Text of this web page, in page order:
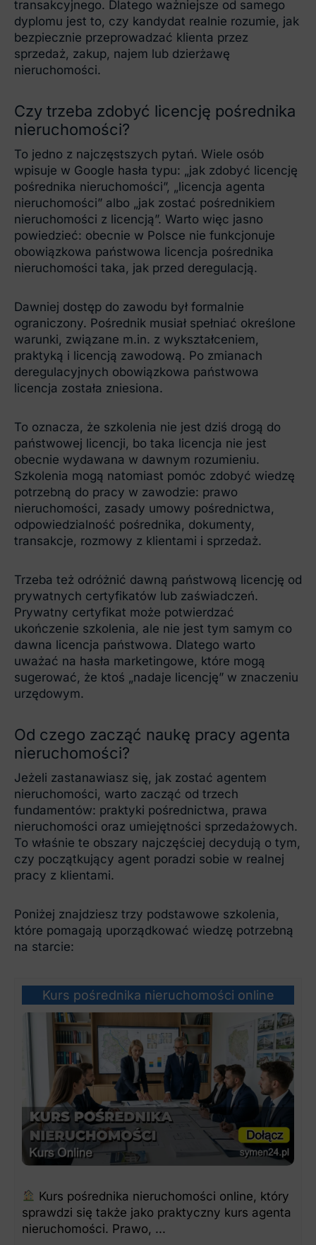
transakcyjnego. Dlatego ważniejsze od samego
dyplomu jest to, czy kandydat realnie rozumie, jak
bezpiecznie przeprowadzać klienta przez
sprzedaż, zakup, najem lub dzierżawę
nieruchomości.
Czy trzeba zdobyć licencję pośrednika
nieruchomości?
To jedno z najczęstszych pytań. Wiele osób
wpisuje w Google hasła typu: „jak zdobyć licencję
pośrednika nieruchomości”, „licencja agenta
nieruchomości” albo „jak zostać pośrednikiem
nieruchomości z licencją”. Warto więc jasno
powiedzieć: obecnie w Polsce nie funkcjonuje
obowiązkowa państwowa licencja pośrednika
nieruchomości taka, jak przed deregulacją.
Dawniej dostęp do zawodu był formalnie
ograniczony. Pośrednik musiał spełniać określone
warunki, związane m.in. z wykształceniem,
praktyką i licencją zawodową. Po zmianach
deregulacyjnych obowiązkowa państwowa
licencja została zniesiona.
To oznacza, że szkolenia nie jest dziś drogą do
państwowej licencji, bo taka licencja nie jest
obecnie wydawana w dawnym rozumieniu.
Szkolenia mogą natomiast pomóc zdobyć wiedzę
potrzebną do pracy w zawodzie: prawo
nieruchomości, zasady umowy pośrednictwa,
odpowiedzialność pośrednika, dokumenty,
transakcje, rozmowy z klientami i sprzedaż.
Trzeba też odróżnić dawną państwową licencję od
prywatnych certyfikatów lub zaświadczeń.
Prywatny certyfikat może potwierdzać
ukończenie szkolenia, ale nie jest tym samym co
dawna licencja państwowa. Dlatego warto
uważać na hasła marketingowe, które mogą
sugerować, że ktoś „nadaje licencję” w znaczeniu
urzędowym.
Od czego zacząć naukę pracy agenta
nieruchomości?
Jeżeli zastanawiasz się, jak zostać agentem
nieruchomości, warto zacząć od trzech
fundamentów: praktyki pośrednictwa, prawa
nieruchomości oraz umiejętności sprzedażowych.
To właśnie te obszary najczęściej decydują o tym,
czy początkujący agent poradzi sobie w realnej
pracy z klientami.
Poniżej znajdziesz trzy podstawowe szkolenia,
które pomagają uporządkować wiedzę potrzebną
na starcie:
Kurs pośrednika nieruchomości online
Kurs pośrednika nieruchomości online, który
sprawdzi się także jako praktyczny kurs agenta
nieruchomości. Prawo, ...